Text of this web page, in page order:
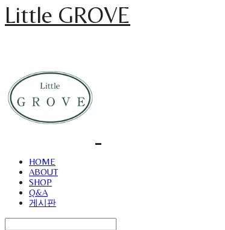
Little GROVE
HOME
ABOUT
SHOP
Q&A
게시판